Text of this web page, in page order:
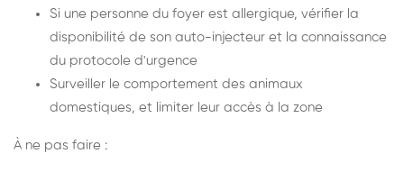
Si une personne du foyer est allergique, vérifier la
disponibilité de son auto-injecteur et la connaissance
du protocole d'urgence
Surveiller le comportement des animaux
domestiques, et limiter leur accès à la zone
À ne pas faire :